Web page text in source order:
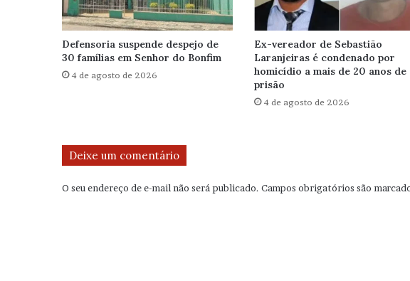
Defensoria suspende despejo de
30 famílias em Senhor do Bonfim
4 de agosto de 2026
Ex-vereador de Sebastião
Laranjeiras é condenado por
homicídio a mais de 20 anos de
prisão
4 de agosto de 2026
Deixe um comentário
O seu endereço de e-mail não será publicado. Campos obrigatórios são